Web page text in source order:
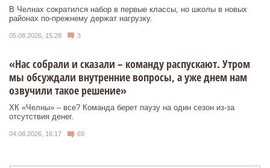
В Челнах сократился набор в первые классы, но школы в новых
районах по-прежнему держат нагрузку.
05.08.2026, 15:28 3
«Нас собрали и сказали – команду распускают. Утром
мы обсуждали внутренние вопросы, а уже днем нам
озвучили такое решение»
ХК «Челны» – все? Команда берет паузу на один сезон из-за
отсутствия денег.
04.08.2026, 16:17 69